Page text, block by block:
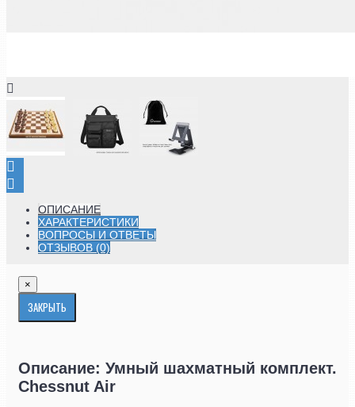
ОПИСАНИЕ
ХАРАКТЕРИСТИКИ
ВОПРОСЫ И ОТВЕТЫ
ОТЗЫВОВ (0)
×
ЗАКРЫТЬ
Описание: Умный шахматный комплект.
Chessnut Air